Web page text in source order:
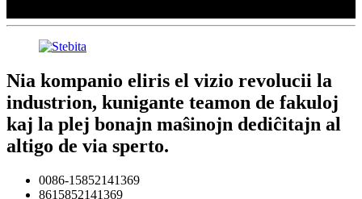
Nia kompanio eliris el vizio revolucii la
industrion, kunigante teamon de fakuloj
kaj la plej bonajn maŝinojn dediĉitajn al
altigo de via sperto.
0086-15852141369
8615852141369